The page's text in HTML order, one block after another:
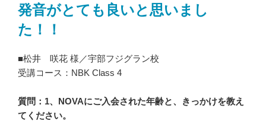
発音がとても良いと思いまし
た！！
■松井 咲花 様／宇部フジグラン校
受講コース：NBK Class 4
質問：1、NOVAにご入会された年齢と、きっかけを教え
てください。